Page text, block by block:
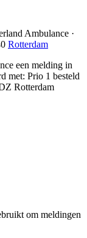
Ambulance ·
Rotterdam
een melding in
met: Prio 1 besteld
Rotterdam
om meldingen